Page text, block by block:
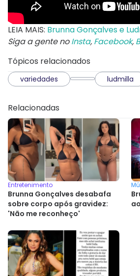
LEIA MAIS: Brunna Gonçalves e
Siga a gente noInsta, Facebook,
Tópicos relacionados
variedades ludmilla
Relacionadas
Entretenimento
Brunna Gonçalves desabafa
sobre corpo após gravidez:
'Não me reconheço'